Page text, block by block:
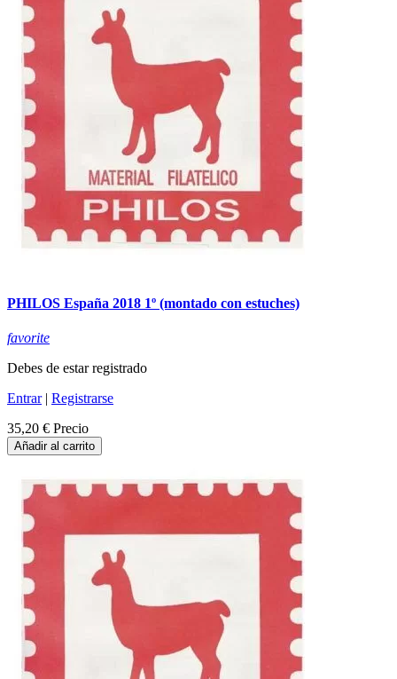
PHILOS España 2018 1º (montado con estuches)
favorite
Debes de estar registrado
Entrar| Registrarse
35,20 € Precio
Añadir al carrito